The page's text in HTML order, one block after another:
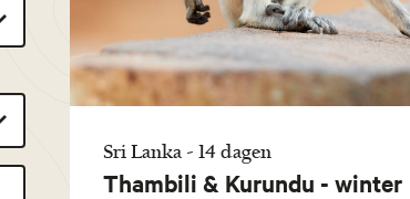
Sri Lanka - 14 dagen
Thambili & Kurundu - winter